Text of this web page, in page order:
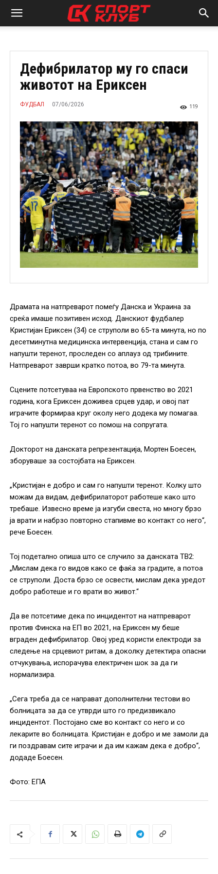
Дефибрилатор му го спаси
животот на Ериксен
ФУДБАЛ 07/06/2026 119
Драмата на натпреварот помеѓу Данска и Украина за
среќа имаше позитивен исход. Данскиот фудбалер
Кристијан Ериксен (34) се струполи во 65-та минута, но по
десетминутна медицинска интервенција, стана и сам го
напушти теренот, проследен со аплауз од трибините.
Натпреварот заврши кратко потоа, во 79-та минута.
Сцените потсетуваа на Европското првенство во 2021
година, кога Ериксен доживеа срцев удар, и овој пат
играчите формираа круг околу него додека му помагаа.
Тој го напушти теренот со помош на сопругата.
Докторот на данската репрезентација, Мортен Боесен,
зборуваше за состојбата на Ериксен.
„Кристијан е добро и сам го напушти теренот. Колку што
можам да видам, дефибрилаторот работеше како што
требаше. Извесно време ја изгуби свеста, но многу брзо
ја врати и набрзо повторно стапивме во контакт со него“,
рече Боесен.
Тој подетално опиша што се случило за данската ТВ2:
„Мислам дека го видов како се фаќа за градите, а потоа
се струполи. Доста брзо се освести, мислам дека уредот
добро работеше и го врати во живот.“
Да ве потсетиме дека по инцидентот на натпреварот
против Финска на ЕП во 2021, на Ериксен му беше
вграден дефибрилатор. Овој уред користи електроди за
следење на срцевиот ритам, а доколку детектира опасни
отчукувања, испорачува електричен шок за да ги
нормализира.
„Сега треба да се направат дополнителни тестови во
болницата за да се утврди што го предизвикало
инцидентот. Постојано сме во контакт со него и со
лекарите во болницата. Кристијан е добро и ме замоли да
ги поздравам сите играчи и да им кажам дека е добро“,
додаде Боесен.
Фото: ЕПА